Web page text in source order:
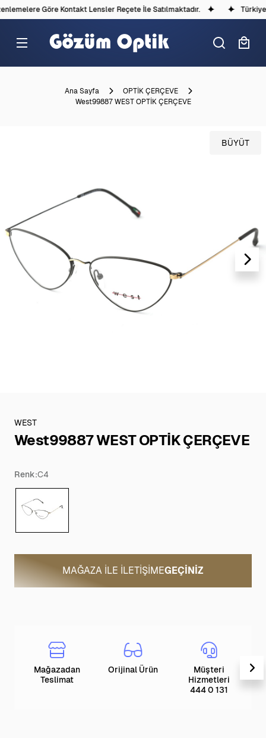
Göre Kontakt Lensler Reçete İle Satılmaktadır.
Ana Sayfa
OPTİK ÇERÇEVE
West99887 WEST OPTİK ÇERÇEVE
BÜYÜT
WEST
West99887 WEST OPTİK ÇERÇEVE
Renk:C4
MAĞAZA ILE İLETIŞIMEGEÇINIZ
Mağazadan
Teslimat
Orijinal Ürün
Müşteri
Hizmetleri
444 0 131